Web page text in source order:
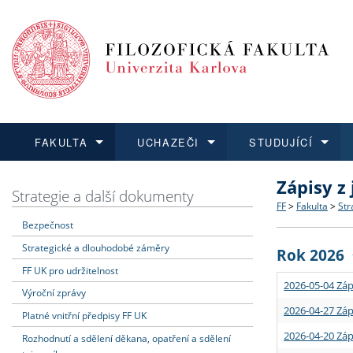
FAKULTA
Dozvědět se více
Struktura
Strategie
Podpora
UCHAZEČI
Podat přihlášku
Co
Učitelské
STUDUJÍCÍ
Dozvědět se více
Rigorózní
Dozvědět se více
O vědě a
Granty a
Dozvědět se více
Aktuální
Strategie a další dokumenty
Bezpečnost
Strategické a dlouhodobé záměry
FF UK pro udržitelnost
Výroční zprávy
Platné vnitřní předpisy FF UK
Rozhodnutí a sdělení děkana, opatření a sdělení
Zápisy
FF > Fakulta >
Rok 2026
2026-05-04
2026-04-27
2026-04-20